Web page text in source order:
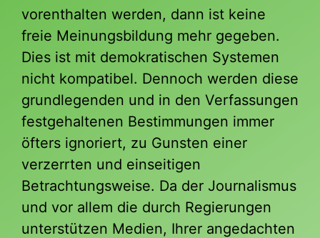
vorenthalten werden, dann ist keine
freie Meinungsbildung mehr gegeben.
Dies ist mit demokratischen Systemen
nicht kompatibel. Dennoch werden diese
grundlegenden und in den Verfassungen
festgehaltenen Bestimmungen immer
öfters ignoriert, zu Gunsten einer
verzerrten und einseitigen
Betrachtungsweise. Da der Journalismus
und vor allem die durch Regierungen
unterstützen Medien, Ihrer angedachten